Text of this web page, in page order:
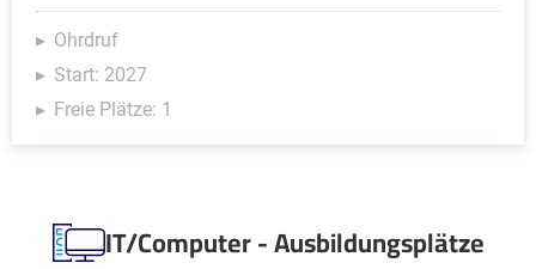
Ohrdruf
Start: 2027
Freie Plätze: 1
IT/Computer - Ausbildungsplätze